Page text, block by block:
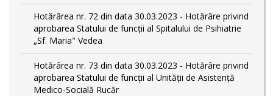
Hotărârea nr. 72 din data 30.03.2023 - Hotărâre privind
aprobarea Statului de funcţii al Spitalului de Psihiatrie
„Sf. Maria" Vedea
Hotărârea nr. 73 din data 30.03.2023 - Hotărâre privind
aprobarea Statului de funcții al Unității de Asistență
Medico-Socială Rucăr